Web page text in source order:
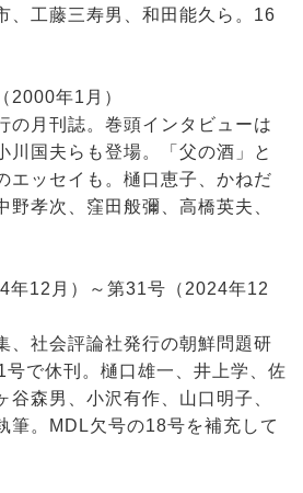
、工藤三寿男、和田能久ら。16
2000年1月）
の月刊誌。巻頭インタビューは
川国夫らも登場。「父の酒」と
エッセイも。樋口恵子、かねだ
野孝次、窪田般彌、高橋英夫、
年12月）～第31号（2024年12
、社会評論社発行の朝鮮問題研
で休刊。樋口雄一、井上学、佐
谷森男、小沢有作、山口明子、
筆。MDL欠号の18号を補充して